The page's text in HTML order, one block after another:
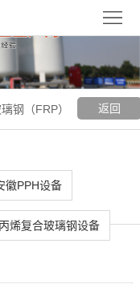
返回
钢（FRP）
徽PPH设备
烯复合玻璃钢设备